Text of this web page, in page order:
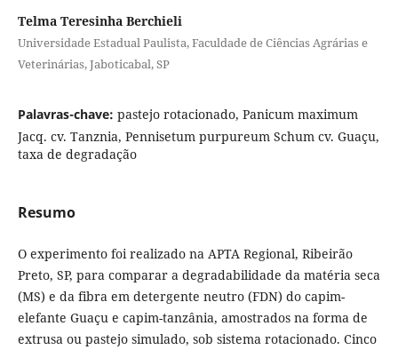
Telma Teresinha Berchieli
Universidade Estadual Paulista, Faculdade de Ciências Agrárias e
Veterinárias, Jaboticabal, SP
Palavras-chave: pastejo rotacionado, Panicum maximum
Jacq. cv. Tanznia, Pennisetum purpureum Schum cv. Guaçu,
taxa de degradação
Resumo
O experimento foi realizado na APTA Regional, Ribeirão
Preto, SP, para comparar a degradabilidade da matéria seca
(MS) e da fibra em detergente neutro (FDN) do capim-
elefante Guaçu e capim-tanzânia, amostrados na forma de
extrusa ou pastejo simulado, sob sistema rotacionado. Cinco